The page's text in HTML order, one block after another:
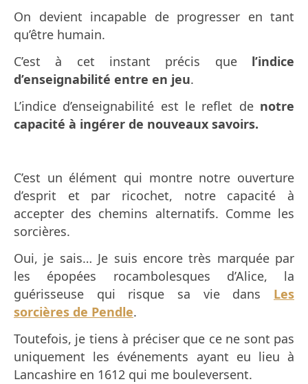
On devient incapable de progresser en tant
qu’être humain.
C’est à cet instant précis que l’indice
d’enseignabilité entre en jeu.
L’indice d’enseignabilité est le reflet denotre
capacité à ingérer de nouveaux savoirs.
C’est un élément qui montre notre ouverture
d’esprit et par ricochet, notre capacité à
accepter des chemins alternatifs. Comme les
sorcières.
Oui, je sais… Je suis encore très marquée par
les épopées rocambolesques d’Alice, la
guérisseuse qui risque sa vie dans Les
sorcières de Pendle.
Toutefois, je tiens à préciser que ce ne sont pas
uniquement les événements ayant eu lieu à
Lancashire en 1612 qui me bouleversent.